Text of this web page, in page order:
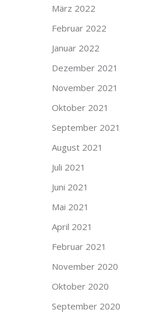
März 2022
Februar 2022
Januar 2022
Dezember 2021
November 2021
Oktober 2021
September 2021
August 2021
Juli 2021
Juni 2021
Mai 2021
April 2021
Februar 2021
November 2020
Oktober 2020
September 2020